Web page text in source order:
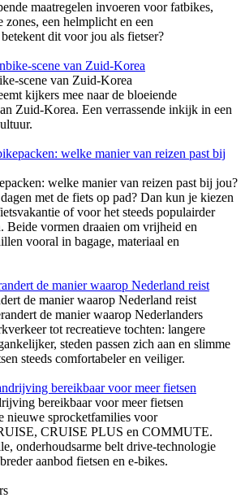
maatregelen invoeren voor fatbikes,
een helmplicht en een
dit voor jou als fietser?
scene van Zuid-Korea
kijkers mee naar de bloeiende
Zuid-Korea. Een verrassende inkijk in een
welke manier van reizen past bij jou?
met de fiets op pad? Dan kun je kiezen
of voor het steeds populairder
Beide vormen draaien om vrijheid en
vooral in bagage, materiaal en
de manier waarop Nederland reist
de manier waarop Nederlanders
tot recreatieve tochten: langere
steden passen zich aan en slimme
steeds comfortabeler en veiliger.
bereikbaar voor meer fietsen
nieuwe sprocketfamilies voor
CRUISE PLUS en COMMUTE.
onderhoudsarme belt drive-technologie
aanbod fietsen en e-bikes.